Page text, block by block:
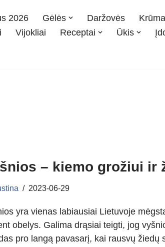
2026 Gėlės Daržovės
Vijokliai Receptai Ūkis
– kiemo grožiui ir
2023-06-29
yra vienas labiausiai Lietuvoje
obelys. Galima drąsiai teigti, jog
pro langą pavasarį, kai rausvų žiedų